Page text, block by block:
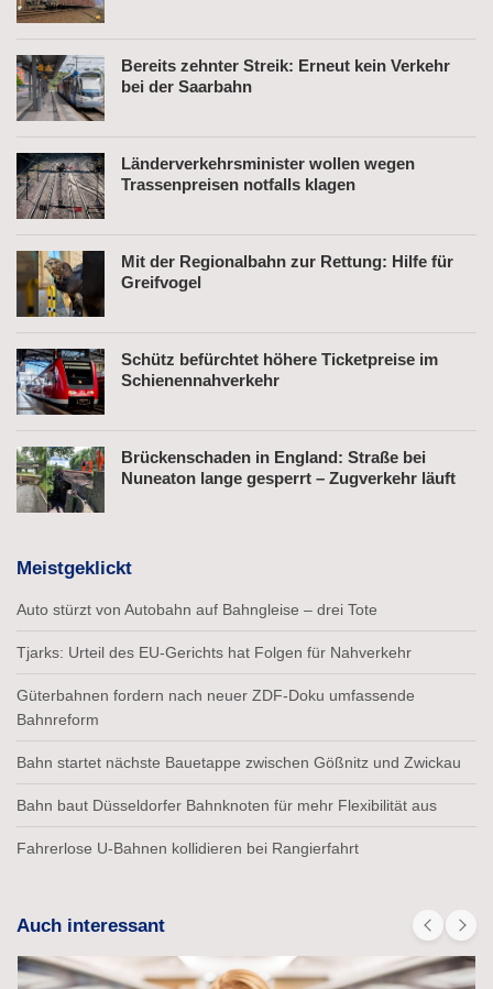
Bereits zehnter Streik: Erneut kein Verkehr
bei der Saarbahn
Länderverkehrsminister wollen wegen
Trassenpreisen notfalls klagen
Mit der Regionalbahn zur Rettung: Hilfe für
Greifvogel
Schütz befürchtet höhere Ticketpreise im
Schienennahverkehr
Brückenschaden in England: Straße bei
Nuneaton lange gesperrt – Zugverkehr läuft
Meistgeklickt
Auto stürzt von Autobahn auf Bahngleise – drei Tote
Tjarks: Urteil des EU-Gerichts hat Folgen für Nahverkehr
Güterbahnen fordern nach neuer ZDF-Doku umfassende
Bahnreform
Bahn startet nächste Bauetappe zwischen Gößnitz und Zwickau
Bahn baut Düsseldorfer Bahnknoten für mehr Flexibilität aus
Fahrerlose U-Bahnen kollidieren bei Rangierfahrt
Auch interessant